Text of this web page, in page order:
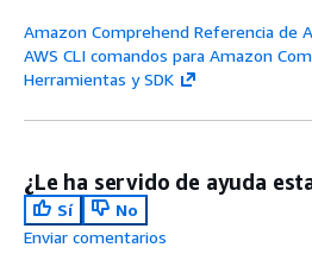
Amazon Comprehend Referencia de
AWS CLI comandos para Amazon
Herramientas y SDK
¿Le ha servido de ayuda
Sí
No
Enviar comentarios